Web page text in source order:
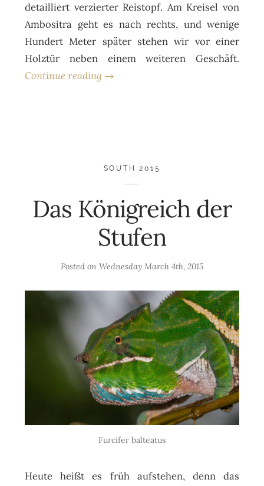
detailliert verzierter Reistopf. Am Kreisel von
Ambositra geht es nach rechts, und wenige
Hundert Meter später stehen wir vor einer
Holztür neben einem weiteren Geschäft.
Continue reading →
SOUTH 2015
Das Königreich der
Stufen
Posted on Wednesday March 4th, 2015
Furcifer balteatus
Heute heißt es früh aufstehen, denn das